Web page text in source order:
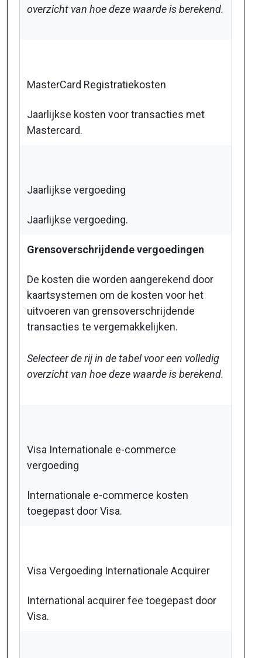
overzicht van hoe deze waarde is berekend.
MasterCard Registratiekosten
Jaarlijkse kosten voor transacties met
Mastercard.
Jaarlijkse vergoeding
Jaarlijkse vergoeding.
Grensoverschrijdende vergoedingen
De kosten die worden aangerekend door
kaartsystemen om de kosten voor het
uitvoeren van grensoverschrijdende
transacties te vergemakkelijken.
Selecteer de rij in de tabel voor een volledig
overzicht van hoe deze waarde is berekend.
Visa Internationale e-commerce
vergoeding
Internationale e-commerce kosten
toegepast door Visa.
Visa Vergoeding Internationale Acquirer
International acquirer fee toegepast door
Visa.